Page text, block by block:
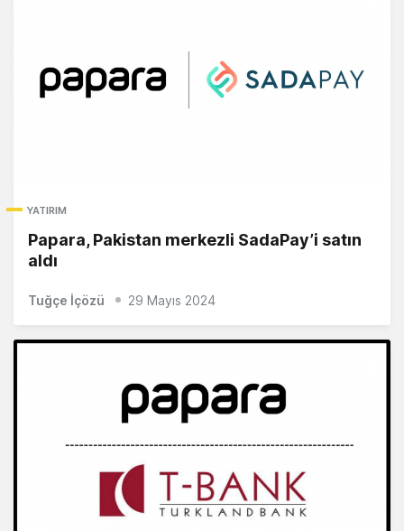
YATIRIM
Papara, Pakistan merkezli SadaPay’i satın
aldı
Tuğçe İçözü 29 Mayıs 2024